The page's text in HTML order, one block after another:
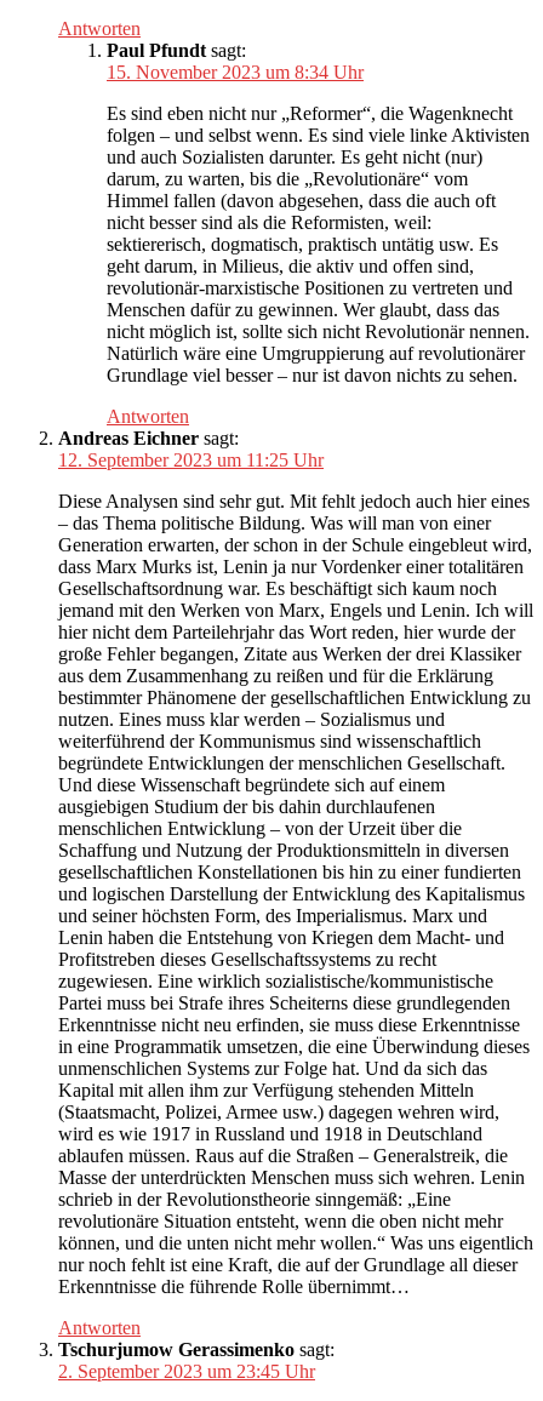
Antworten
Paul Pfundt sagt:
15. November 2023 um 8:34 Uhr
Es sind eben nicht nur „Reformer“, die Wagenknecht
folgen – und selbst wenn. Es sind viele linke Aktivisten
und auch Sozialisten darunter. Es geht nicht (nur)
darum, zu warten, bis die „Revolutionäre“ vom
Himmel fallen (davon abgesehen, dass die auch oft
nicht besser sind als die Reformisten, weil:
sektiererisch, dogmatisch, praktisch untätig usw. Es
geht darum, in Milieus, die aktiv und offen sind,
revolutionär-marxistische Positionen zu vertreten und
Menschen dafür zu gewinnen. Wer glaubt, dass das
nicht möglich ist, sollte sich nicht Revolutionär nennen.
Natürlich wäre eine Umgruppierung auf revolutionärer
Grundlage viel besser – nur ist davon nichts zu sehen.
Antworten
Andreas Eichner sagt:
12. September 2023 um 11:25 Uhr
Diese Analysen sind sehr gut. Mit fehlt jedoch auch hier eines
– das Thema politische Bildung. Was will man von einer
Generation erwarten, der schon in der Schule eingebleut wird,
dass Marx Murks ist, Lenin ja nur Vordenker einer totalitären
Gesellschaftsordnung war. Es beschäftigt sich kaum noch
jemand mit den Werken von Marx, Engels und Lenin. Ich will
hier nicht dem Parteilehrjahr das Wort reden, hier wurde der
große Fehler begangen, Zitate aus Werken der drei Klassiker
aus dem Zusammenhang zu reißen und für die Erklärung
bestimmter Phänomene der gesellschaftlichen Entwicklung zu
nutzen. Eines muss klar werden – Sozialismus und
weiterführend der Kommunismus sind wissenschaftlich
begründete Entwicklungen der menschlichen Gesellschaft.
Und diese Wissenschaft begründete sich auf einem
ausgiebigen Studium der bis dahin durchlaufenen
menschlichen Entwicklung – von der Urzeit über die
Schaffung und Nutzung der Produktionsmitteln in diversen
gesellschaftlichen Konstellationen bis hin zu einer fundierten
und logischen Darstellung der Entwicklung des Kapitalismus
und seiner höchsten Form, des Imperialismus. Marx und
Lenin haben die Entstehung von Kriegen dem Macht- und
Profitstreben dieses Gesellschaftssystems zu recht
zugewiesen. Eine wirklich sozialistische/kommunistische
Partei muss bei Strafe ihres Scheiterns diese grundlegenden
Erkenntnisse nicht neu erfinden, sie muss diese Erkenntnisse
in eine Programmatik umsetzen, die eine Überwindung dieses
unmenschlichen Systems zur Folge hat. Und da sich das
Kapital mit allen ihm zur Verfügung stehenden Mitteln
(Staatsmacht, Polizei, Armee usw.) dagegen wehren wird,
wird es wie 1917 in Russland und 1918 in Deutschland
ablaufen müssen. Raus auf die Straßen – Generalstreik, die
Masse der unterdrückten Menschen muss sich wehren. Lenin
schrieb in der Revolutionstheorie sinngemäß: „Eine
revolutionäre Situation entsteht, wenn die oben nicht mehr
können, und die unten nicht mehr wollen.“ Was uns eigentlich
nur noch fehlt ist eine Kraft, die auf der Grundlage all dieser
Erkenntnisse die führende Rolle übernimmt…
Antworten
Tschurjumow Gerassimenko sagt:
2. September 2023 um 23:45 Uhr